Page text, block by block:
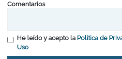
Comentarios
He leído y acepto la Política de
Uso